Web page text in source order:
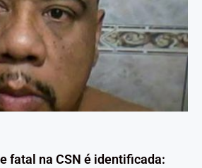
fatal na CSN é identificada: